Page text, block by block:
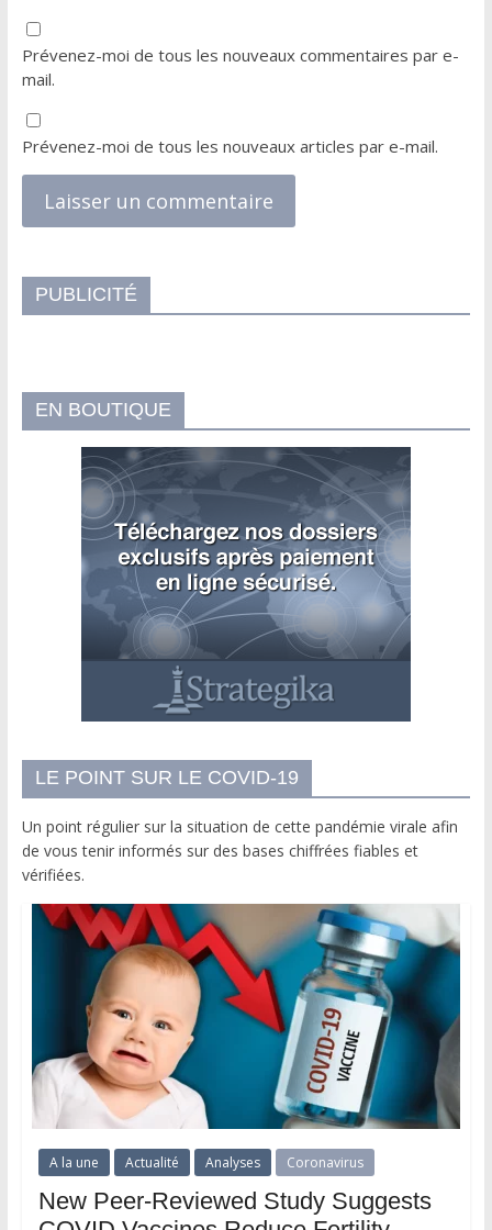
Prévenez-moi de tous les nouveaux commentaires par e-
mail.
Prévenez-moi de tous les nouveaux articles par e-mail.
PUBLICITÉ
EN BOUTIQUE
LE POINT SUR LE COVID-19
Un point régulier sur la situation de cette pandémie virale afin
de vous tenir informés sur des bases chiffrées fiables et
vérifiées.
A la une Actualité Analyses Coronavirus
New Peer-Reviewed Study Suggests